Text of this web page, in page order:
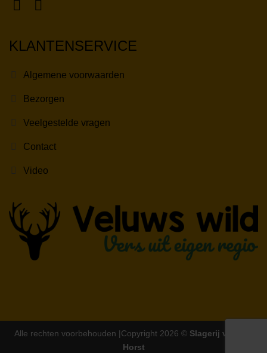
KLANTENSERVICE
Algemene voorwaarden
Bezorgen
Veelgestelde vragen
Contact
Video
Alle rechten voorbehouden |Copyright 2026 © Slagerij van der
Horst